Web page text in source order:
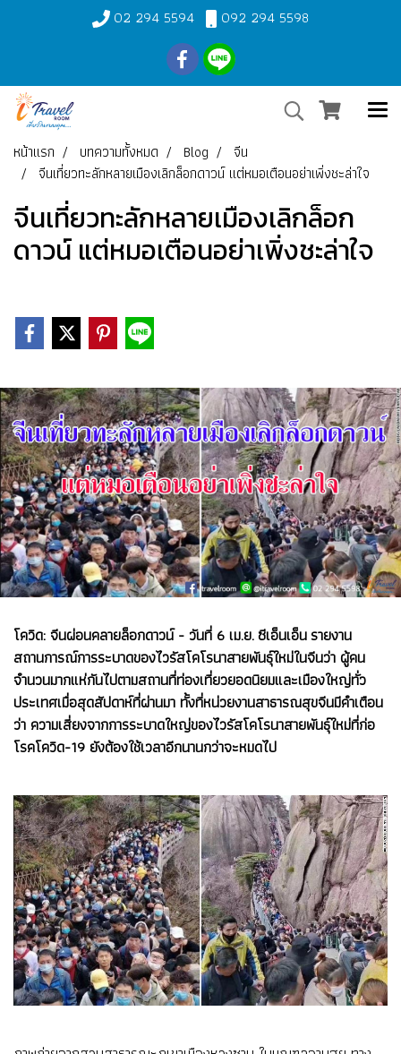
02 294 5594 092 294 5598
หน้าแรก บทความทั้งหมด Blog
จีน
จีนเที่ยวทะลักหลายเมืองเลิกล็อกดาวน์ แต่หมอเตือนอย่าเพิ่งชะล่าใจ
จีนเที่ยวทะลักหลายเมืองเลิกล็อก
ดาวน์ แต่หมอเตือนอย่าเพิ่งชะล่าใจ
โควิด: จีนผ่อนคลายล็อกดาวน์ - วันที่ 6 เม.ย. ซีเอ็นเอ็น รายงาน
สถานการณ์การระบาดของไวรัสโคโรนาสายพันธุ์ใหม่ในจีนว่า ผู้คน
จำนวนมากแห่กันไปตามสถานที่ท่องเที่ยวยอดนิยมและเมืองใหญ่ทั่ว
ประเทศเมื่อสุดสัปดาห์ที่ผ่านมา ทั้งที่หน่วยงานสาธารณสุขจีนมีคำเตือน
ว่า ความเสี่ยงจากการระบาดใหญ่ของไวรัสโคโรนาสายพันธุ์ใหม่ที่ก่อ
โรคโควิด-19 ยังต้องใช้เวลาอีกนานกว่าจะหมดไป